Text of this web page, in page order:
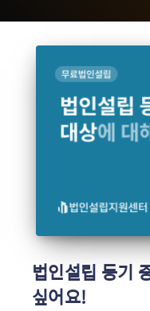
법인설립 등기
싶어요!